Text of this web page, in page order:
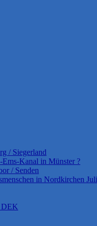
/ Siegerland
Kanal in Münster ?
/ Senden
in Nordkirchen
DEK